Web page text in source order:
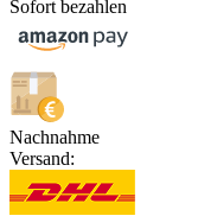
Sofort bezahlen
Nachnahme
Versand: